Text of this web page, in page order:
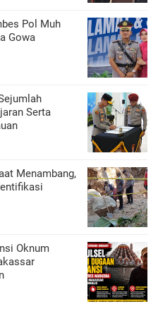
Pol Muh
Gowa
Serta
Menambang,
Oknum